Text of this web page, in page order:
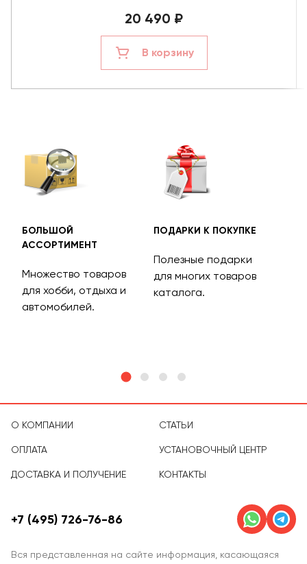
20 490 ₽
В корзину
БОЛЬШОЙ
АССОРТИМЕНТ
Множество товаров
для хобби, отдыха и
автомобилей.
ПОДАРКИ К ПОКУПКЕ
Полезные подарки
для многих товаров
каталога.
О КОМПАНИИ
ОПЛАТА
ДОСТАВКА И ПОЛУЧЕНИЕ
СТАТЬИ
УСТАНОВОЧНЫЙ ЦЕНТР
КОНТАКТЫ
Вся представленная на сайте информация, касающаяся
+7 (495) 726-76-86